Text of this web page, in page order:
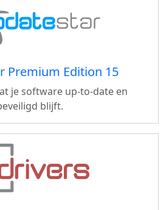
Premium Edition 15
je software up-to-date en
blijft.